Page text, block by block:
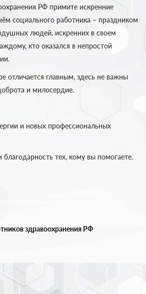
РФ примите искренние
социального работника – праздником
людей, искренних в своем
кто оказался в непростой
отличается главным, здесь не важны
и милосердие.
и новых профессиональных
тех, кому вы помогаете.
здравоохранения РФ